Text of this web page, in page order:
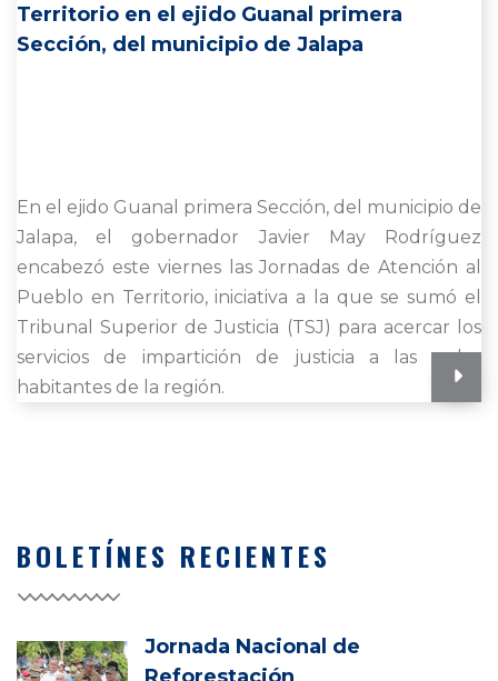
BOLETÍNES RECIENTES
Jornada Nacional de
Territorio en el ejido Guanal primera
Sección, del municipio de Jalapa
En el ejido Guanal primera Sección, del municipio de
Jalapa, el gobernador Javier May Rodríguez
encabezó este viernes las Jornadas de Atención al
Pueblo en Territorio, iniciativa a la que se sumó el
Tribunal Superior de Justicia (TSJ) para acercar los
servicios de impartición de justicia a las y los
habitantes de la región.